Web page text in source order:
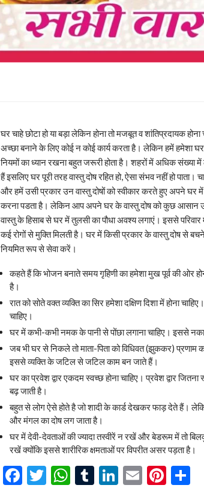
घर चाहे छोटा हो या बड़ा लेकिन होना तो मजबूत व शांतिप्रदायक
अच्छा बनाने के लिए कोई न कोई कार्य करता है। लेकिन हमें हमेशा
नियमों का ध्यान रखना बहुत जरूरी होता है। शहरों में अधिक संख्या में
हैं इसलिए घर पूरी तरह वास्तु दोष रहित हो, ऐसा संभव नहीं हो पाता।
और हमें उसी प्रकार उन वास्तु दोषों को स्वीकार करते हुए अपने घर
करना पडता है। लेकिन आप अपने घर के वास्तु दोष को कुछ आसान
वास्तु के हिसाब से घर में तुलसी का पौधा अवश्य लगाएं। इससे
कई रोगों से मुक्ति मिलती है। घर में किसी प्रकार के वास्तु दोष से
नियमित रूप से सेवा करें।
कहते हैं कि भोजन बनाते समय गृहिणी का हमेशा मुख पूर्व की ओर
है।
रात को सोते वक्त व्यक्ति का सिर हमेशा दक्षिण दिशा में होना
चाहिए।
घर में कभी-कभी नमक के पानी से पोंछा लगाना चाहिए। इससे
जब भी घर से निकले तो माता-पिता को विधिवत (झुककर) प्रणाम
इससे व्यक्ति के जटिल से जटिल काम बन जाते हैं।
घर का प्रवेश द्वार एकदम स्वच्छ होना चाहिए। प्रवेश द्वार
बढ़ जाती है।
बहुत से लोग ऐसे होते है जो शादी के कार्ड देखकर फाड़ देते हैं।
और मंगल का दोष लग जाता है।
घर में देवी-देवताओं की ज्यादा तस्वीरें न रखें और बेडरूम में तो
रखें क्योंकि इससे शारीरिक क्षमताओं पर विपरीत असर पड़ता है।
Facebook
Twitter
WhatsApp
Tumblr
LinkedIn
Email